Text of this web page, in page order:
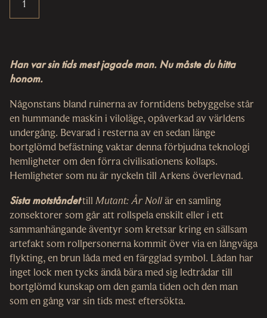
Han var sin tids mest jagade man. Nu måste du hitta
honom.
Någonstans bland ruinerna av forntidens bebyggelse står
en hummande maskin i viloläge, opåverkad av världens
undergång. Bevarad i resterna av en sedan länge
bortglömd befästning vaktar denna förbjudna teknologi
hemligheter om den förra civilisationens kollaps.
Hemligheter som nu är nyckeln till Arkens överlevnad.
Sista motståndettill Mutant: År Nollär en samling
zonsektorer som går att rollspela enskilt eller i ett
sammanhängande äventyr som kretsar kring en sällsam
artefakt som rollpersonerna kommit över via en långväga
flykting, en brun låda med en färgglad symbol. Lådan har
inget lock men tycks ändå bära med sig ledtrådar till
bortglömd kunskap om den gamla tiden och den man
som en gång var sin tids mest eftersökta.